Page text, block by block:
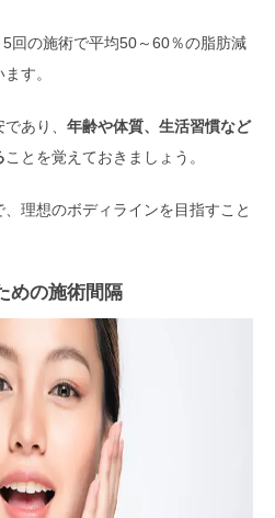
回の施術で平均50～60％の脂肪減
す。
あり、 年齢や体質、生活習慣など
ことを覚えておきましょう。
理想のボディラインを目指すこと
めの施術間隔